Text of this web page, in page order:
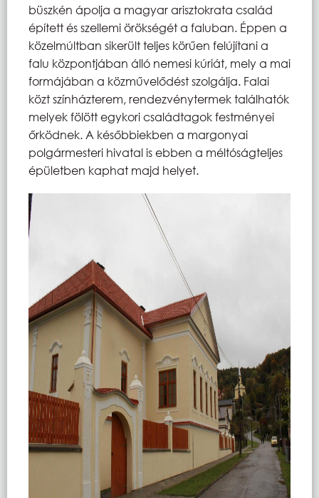
büszkén ápolja a magyar arisztokrata család
épített és szellemi örökségét a faluban. Éppen a
közelmúltban sikerült teljes körűen felújítani a
falu központjában álló nemesi kúriát, mely a mai
formájában a közművelődést szolgálja. Falai
közt színházterem, rendezvénytermek találhatók
melyek fölött egykori családtagok festményei
őrködnek. A későbbiekben a margonyai
polgármesteri hivatal is ebben a méltóságteljes
épületben kaphat majd helyet.